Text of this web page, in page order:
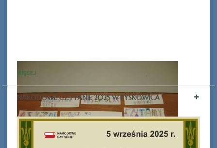
WIĘCEJ
NARODOWE CZYTANIE 2025 W PYSKOWICA